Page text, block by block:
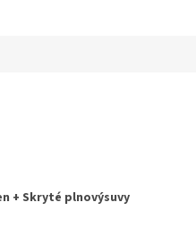
+ Skryté plnovýsuvy